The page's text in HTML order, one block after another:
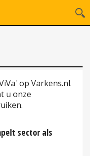
op Varkens.nl.
u onze
sector als